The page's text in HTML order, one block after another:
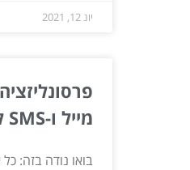
יונ 12, 2021
מייל ו-SMS לחגיגה אישית?
בואו נודה בזה: